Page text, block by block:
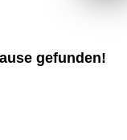
gefunden!